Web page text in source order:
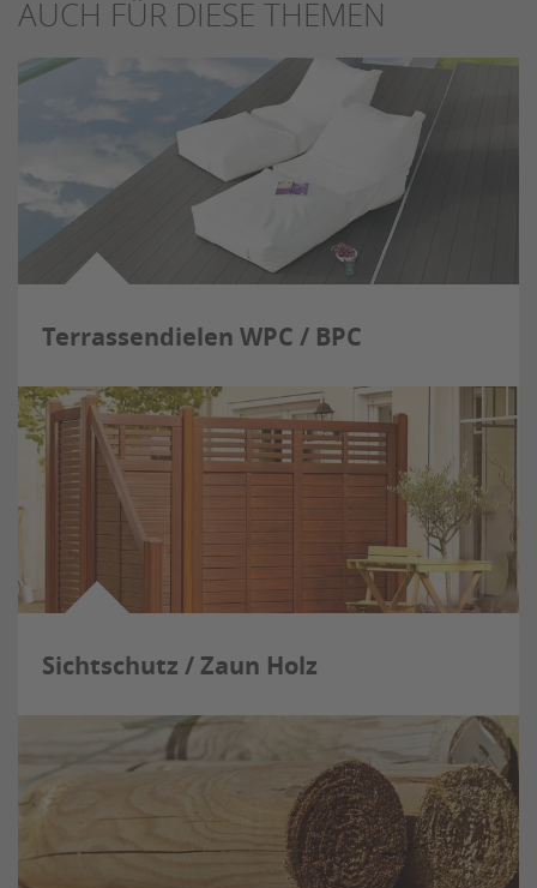
AUCH FÜR DIESE THEMEN
Terrassendielen WPC / BPC
Sichtschutz / Zaun Holz